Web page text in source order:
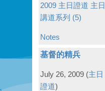
2009 主日證道 主日
講道系列 (5)
Notes
基督的精兵
July 26, 2009 (主日
證道)